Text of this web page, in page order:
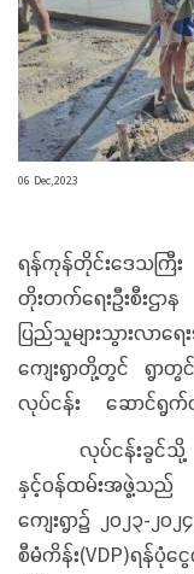
06 Dec,2023
ရန်ကုန်တိုင်းဒေသက
တိုးတက်ရေးဦးစီးဌ
ပြည်သူများသွားလ
ကျေးရွာတို့တွင် ရွာတွ
လုပ်ငန်း ဆောင်ရွက်
လုပ်ငန်းခွင်သို့ မြို့
နှင့်ဝန်ထမ်းအဖွဲ့သည်
ကျေးရွာ၌ ၂၀၂၃-၂၀
စီမံကိန်း(VDP)ရန်ပုံ